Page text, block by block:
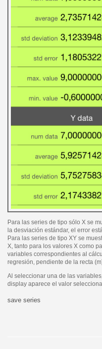
Para las series de tipo sólo X se
la desviación estándar, el error
Para las series de tipo XY se
X, tanto para los valores X como
variables correspondientes al
regresión, pendiente de la recta
Al seleccionar una de las
display aparece el valor
save series